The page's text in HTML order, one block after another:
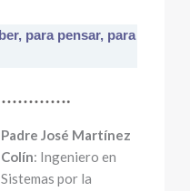
para pensar, para
Padre José Martínez
Colín: Ingeniero en
Sistemas por la